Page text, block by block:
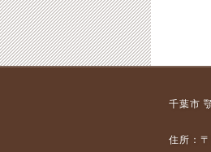
がジム
かBB
千葉市
住所：